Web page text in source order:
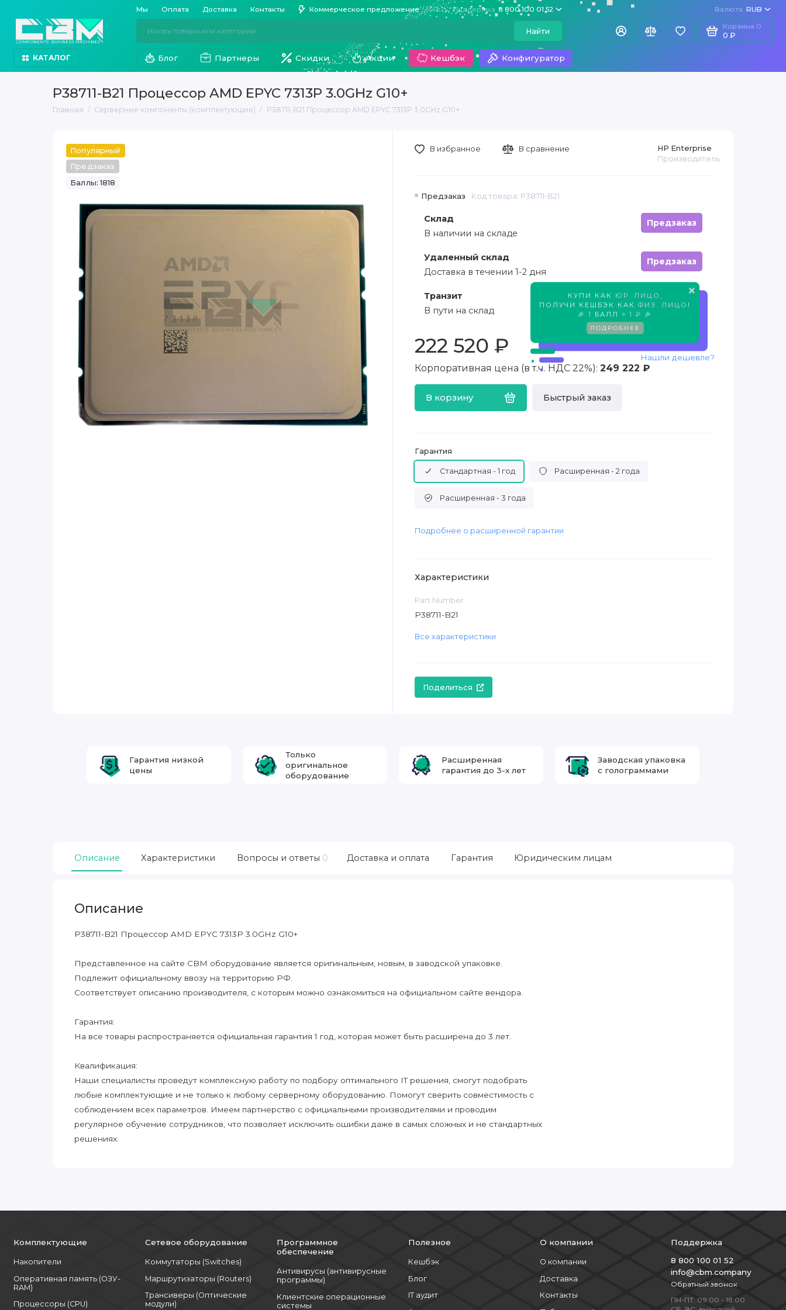
Мы Оплата Доставка Контакты Коммерческое предложение Поддержка 8 800 100 01 52 Валюта RUB
Найти
Корзина 0
0 ₽
КАТАЛОГ Блог Партнеры Скидки Акции Кешбэк Конфигуратор
P38711-B21 Процессор AMD EPYC 7313P 3.0GHz G10+
Главная Серверные компоненты (комплектующие) P38711-B21 Процессор AMD EPYC 7313P 3.0GHz G10+
Популярный
Предзаказ
Баллы: 1818
×
КУПИ КАК ЮР. ЛИЦО
ПОЛУЧИ КЕШБЭК КАК ФИЗ. ЛИЦО !
🎉1БАЛЛ =1 ₽ 🎉
ПОДРОБНЕЕ
Предзаказ Код товара: P38711-B21
HP Enterprise
Производитель
Склад
Предзаказ
В наличии на складе
Удаленный склад
Предзаказ
Доставка в течении 1-2 дня
Транзит
Предзаказ
В пути на склад
222 520 ₽
Корпоративная цена (в т.ч. НДС 22%): 249 222 ₽
В корзину Быстрый заказ
Нашли дешевле?
В избранное В сравнение
Гарантия
Стандартная - 1 год Расширенная - 2 года
Расширенная - 3 года
Подробнее о расширенной гарантии
Характеристики
Part Number
P38711-B21
Все характеристики
Поделиться
Гарантия низкой
цены
Только
оригинальное
оборудование
Расширенная
гарантия до 3-х лет
Заводская упаковка
с голограммами
Описание Характеристики Вопросы и ответы 0 Доставка и оплата Гарантия Юридическим лицам
Описание
P38711-B21 Процессор AMD EPYC 7313P 3.0GHz G10+
Представленное на сайте CBM оборудование является оригинальным, новым, в заводской упаковке.
Подлежит официальному ввозу на территорию РФ.
Соответствует описанию производителя, с которым можно ознакомиться на официальном сайте вендора.
Гарантия:
На все товары распространяется официальная гарантия 1 год, которая может быть расширена до 3 лет.
Квалификация:
Наши специалисты проведут комплексную работу по подбору оптимального IT решения, смогут подобрать
любые комплектующие и не только к любому серверному оборудованию. Помогут сверить совместимость с
соблюдением всех параметров. Имеем партнерство с официальными производителями и проводим
регулярное обучение сотрудников, что позволяет исключить ошибки даже в самых сложных и не стандартных
решениях.
Комплектующие
Накопители
Оперативная память (ОЗУ-
RAM)
Процессоры (CPU)
Сетевое оборудование
Коммутаторы (Switches)
Маршрутизаторы (Routers)
Трансиверы (Оптические
модули)
Программное
обеспечение
Антивирусы (антивирусные
программы)
Клиентские операционные
системы
Полезное
Кешбэк
Блог
IT аудит
О компании
О компании
Доставка
Контакты
Поддержка
8 800 100 01 52
info@cbm.company
Обратный звонок
ПН-ПТ: 09:00 - 18:00